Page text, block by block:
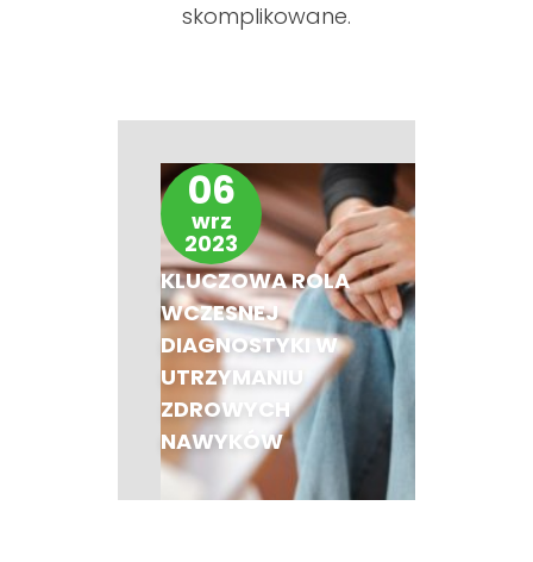
skomplikowane.
06
wrz
2023
KLUCZOWA ROLA
WCZESNEJ
DIAGNOSTYKI W
UTRZYMANIU
ZDROWYCH
NAWYKÓW